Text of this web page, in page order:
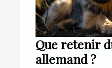
Que retenir
allemand ?